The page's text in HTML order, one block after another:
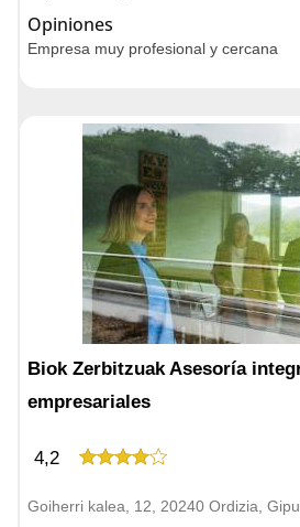
Opiniones
Empresa muy profesional y cercana
Biok Zerbitzuak Asesoría
empresariales
4,2
Goiherri kalea, 12, 20240 Ordizia,